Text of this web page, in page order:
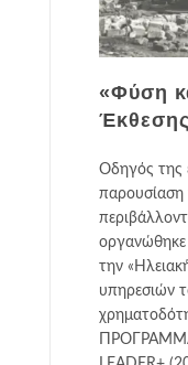
«Φύση
Έκθεσης
Οδηγός της
παρουσίαση
οργανώθηκε
την
υπηρεσιών